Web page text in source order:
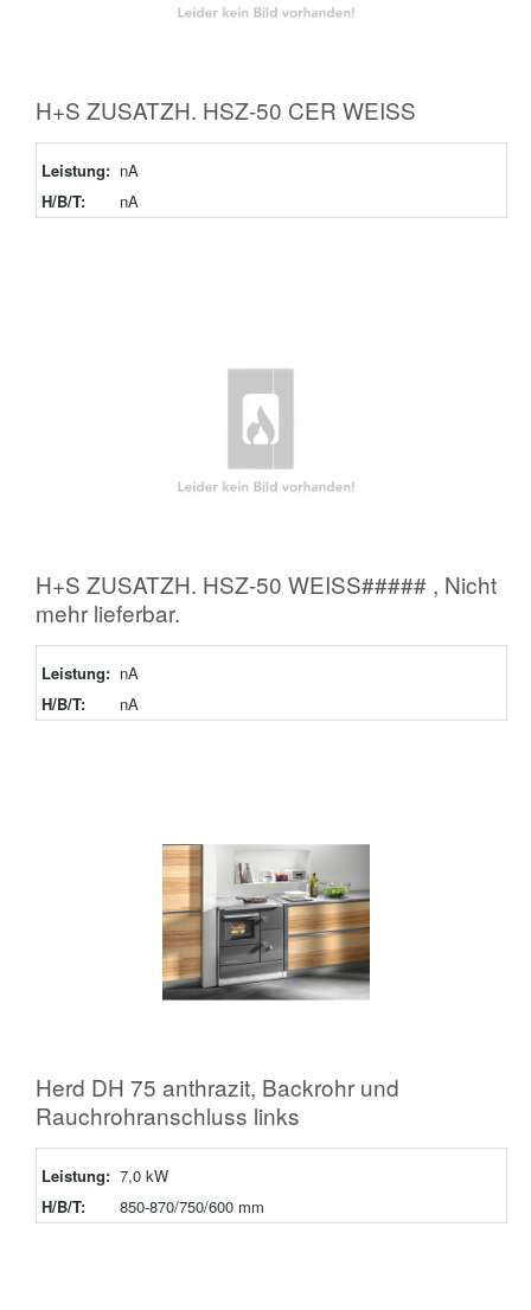
H+S ZUSATZH. HSZ-50 CER WEISS
Leistung: nA
H/B/T:
nA
H+S ZUSATZH. HSZ-50 WEISS##### , Nicht
mehr lieferbar.
Leistung: nA
H/B/T:
nA
Herd DH 75 anthrazit, Backrohr und
Rauchrohranschluss links
Leistung: 7,0 kW
H/B/T:
850-870/750/600 mm